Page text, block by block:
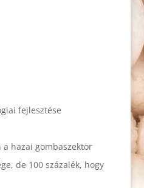
fejlesztése
hazai gombaszektor
de 100 százalék, hogy